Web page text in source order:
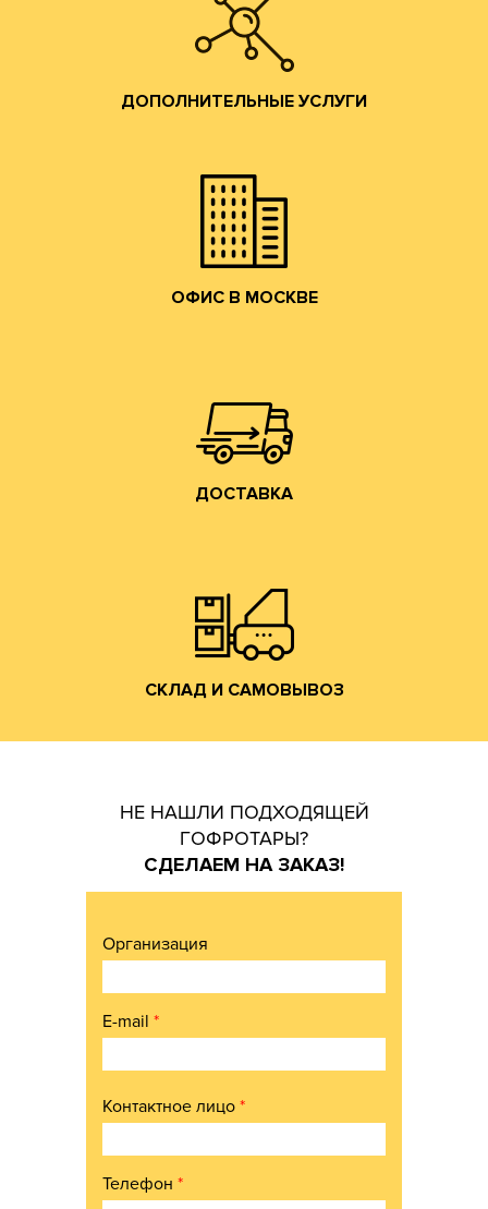
ДОПОЛНИТЕЛЬНЫЕ УСЛУГИ
ДОПОЛНИТЕЛЬНЫЕ УСЛУГИ
ОФИС В МОСКВЕ
ОФИС В МОСКВЕ
Мы приглашаем действующих и потенциальных
привлекательные условия сотрудничества.
помощь по всем вопросам производства гофротары.
ДОСТАВКА
ДОСТАВКА
СКЛАД И САМОВЫВОЗ
СКЛАД И САМОВЫВОЗ
НЕ НАШЛИ ПОДХОДЯЩЕЙ
ГОФРОТАРЫ?
СДЕЛАЕМ НА ЗАКАЗ!
Организация
E-mail *
Контактное лицо *
Телефон *